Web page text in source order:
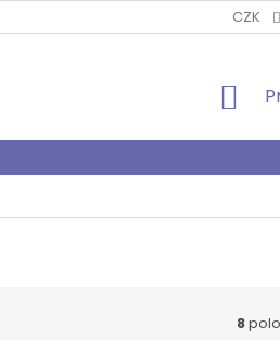
PODMÍNKY OCHRANY OSOBNÍCH
CZK
8